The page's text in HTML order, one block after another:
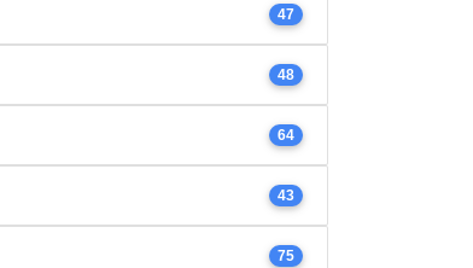
47
48
64
43
75